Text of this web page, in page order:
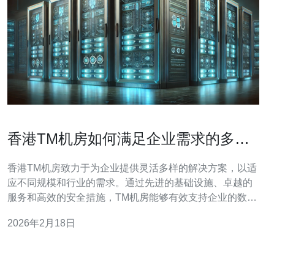
香港TM机房如何满足企业需求的多样
香港TM机房致力于为企业提供灵活多样的解决方案，以适
应不同规模和行业的需求。通过先进的基础设施、卓越的
服务和高效的安全措施，TM机房能够有效支持企业的数字
港TM机房位于香港的战略性地理位置，邻近主要的商业区
2026年2月18日